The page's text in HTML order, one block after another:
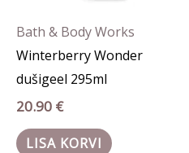
Bath & Body Works
Winterberry Wonder
dušigeel 295ml
20.90 €
LISA KORVI